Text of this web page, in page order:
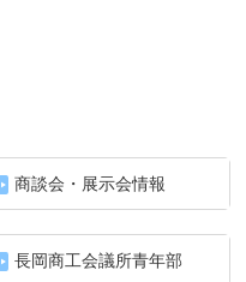
商談会・展示会情報
長岡商工会議所青年部